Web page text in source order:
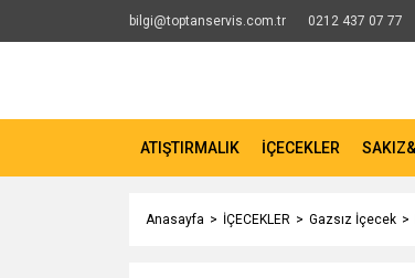
bilgi@toptanservis.com.tr 0212 437 07 77
ATIŞTIRMALIK İÇECEKLER
Anasayfa İÇECEKLER Gazsız İçecek